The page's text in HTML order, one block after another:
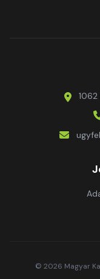
1062
© 2026 Magyar